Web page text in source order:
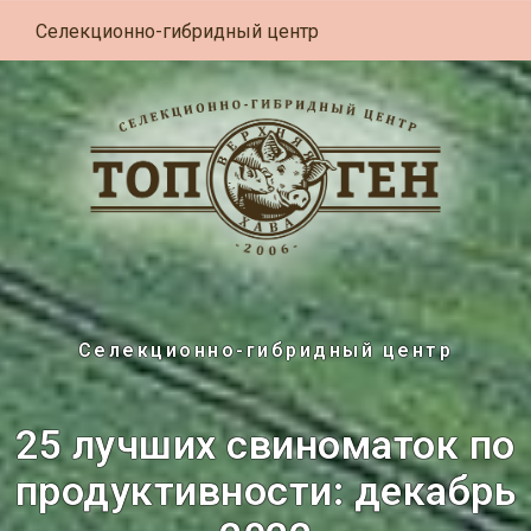
Селекционно-гибридный центр
Селекционно-гибридный центр
25 лучших свиноматок по
продуктивности: декабрь